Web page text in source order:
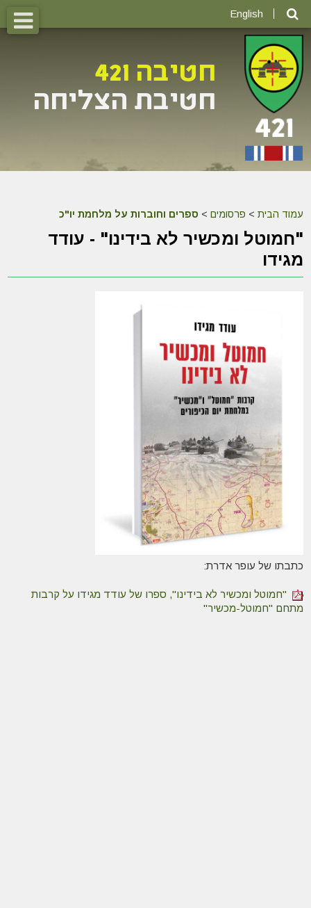
English
עמוד הבית > פרסומים > ספרים וחוברות על מלחמת יו"כ
"חמוטל ומכשיר לא בידינו" - עודד
מגידו
כתבתו של עופר אדרת:
"חמוטל ומכשיר לא בידינו", ספרו של עודד מגידו על קרבות
מתחם "חמוטל-מכשיר"